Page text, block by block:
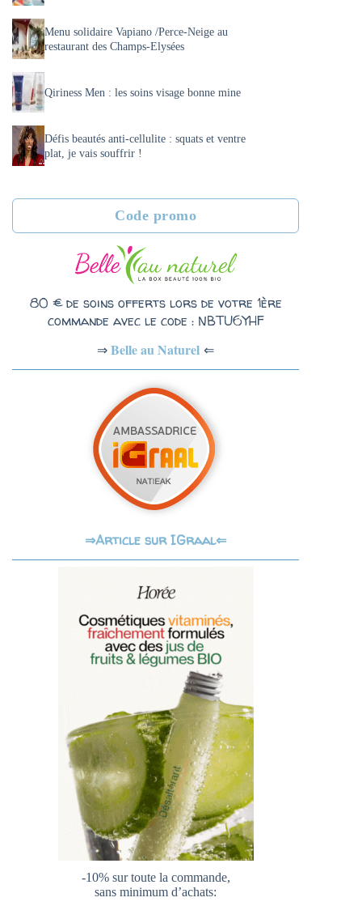
Menu solidaire Vapiano /Perce-Neige au
restaurant des Champs-Elysées
Qiriness Men : les soins visage bonne mine
Défis beautés anti-cellulite : squats et ventre
plat, je vais souffrir !
Code promo
80 € de soins offerts lors de votre 1ère
commande avec le code : NBTU6YHF
⇒Belle au Naturel ⇐
⇒Article sur IGraal⇐
-10% sur toute la commande,
sans minimum d’achats: